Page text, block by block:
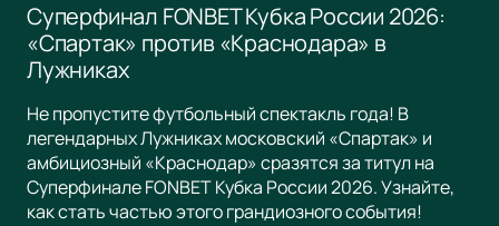
Суперфинал FONBET Кубка России 2026:
«Спартак» против «Краснодара» в
Лужниках
Не пропустите футбольный спектакль года! В
легендарных Лужниках московский «Спартак» и
амбициозный «Краснодар» сразятся за титул на
Суперфинале FONBET Кубка России 2026. Узнайте,
как стать частью этого грандиозного события!